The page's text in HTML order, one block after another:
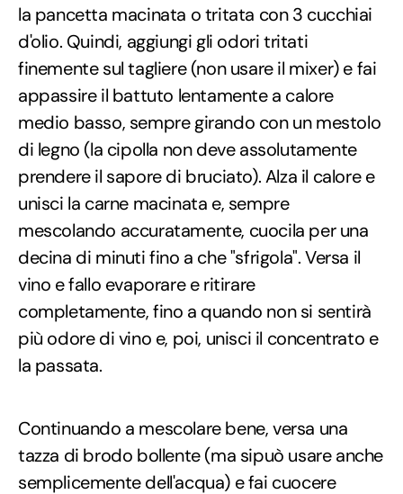
la pancetta macinata o tritata con 3 cucchiai
d'olio. Quindi, aggiungi gli odori tritati
finemente sul tagliere (non usare il mixer) e fai
appassire il battuto lentamente a calore
medio basso, sempre girando con un mestolo
di legno (la cipolla non deve assolutamente
prendere il sapore di bruciato). Alza il calore e
unisci la carne macinata e, sempre
mescolando accuratamente, cuocila per una
decina di minuti fino a che "sfrigola". Versa il
vino e fallo evaporare e ritirare
completamente, fino a quando non si sentirà
più odore di vino e, poi, unisci il concentrato e
la passata.
Continuando a mescolare bene, versa una
tazza di brodo bollente (ma sipuò usare anche
semplicemente dell'acqua) e fai cuocere